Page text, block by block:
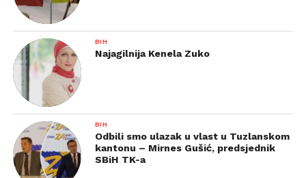
BIH
Najagilnija Kenela Zuko
BIH
Odbili smo ulazak u vlast u Tuzlanskom
kantonu – Mirnes Gušić, predsjednik
SBiH TK-a